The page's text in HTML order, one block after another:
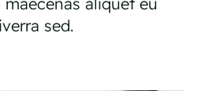
sed.